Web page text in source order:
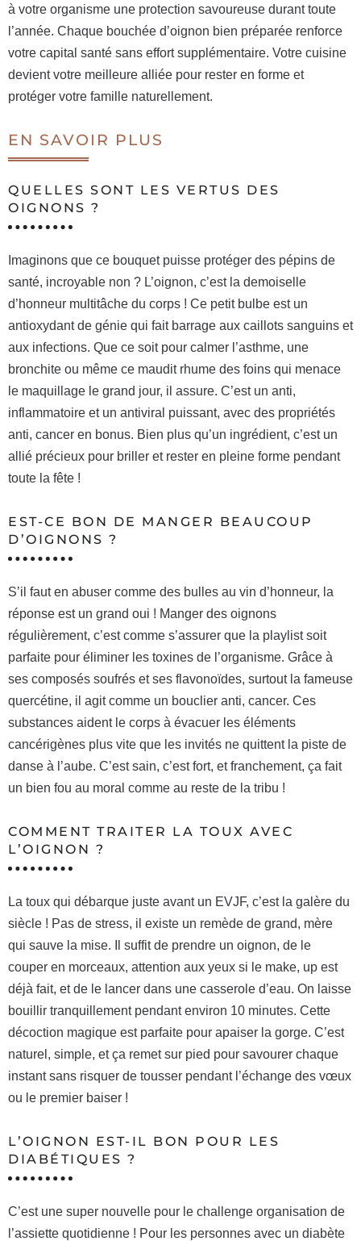
à votre organisme une protection savoureuse durant toute
l’année. Chaque bouchée d’oignon bien préparée renforce
votre capital santé sans effort supplémentaire. Votre cuisine
devient votre meilleure alliée pour rester en forme et
protéger votre famille naturellement.
EN SAVOIR PLUS
QUELLES SONT LES VERTUS DES
OIGNONS ?
Imaginons que ce bouquet puisse protéger des pépins de
santé, incroyable non ? L’oignon, c’est la demoiselle
d’honneur multitâche du corps ! Ce petit bulbe est un
antioxydant de génie qui fait barrage aux caillots sanguins et
aux infections. Que ce soit pour calmer l’asthme, une
bronchite ou même ce maudit rhume des foins qui menace
le maquillage le grand jour, il assure. C’est un anti,
inflammatoire et un antiviral puissant, avec des propriétés
anti, cancer en bonus. Bien plus qu’un ingrédient, c’est un
allié précieux pour briller et rester en pleine forme pendant
toute la fête !
EST-CE BON DE MANGER BEAUCOUP
D’OIGNONS ?
S’il faut en abuser comme des bulles au vin d’honneur, la
réponse est un grand oui ! Manger des oignons
régulièrement, c’est comme s’assurer que la playlist soit
parfaite pour éliminer les toxines de l’organisme. Grâce à
ses composés soufrés et ses flavonoïdes, surtout la fameuse
quercétine, il agit comme un bouclier anti, cancer. Ces
substances aident le corps à évacuer les éléments
cancérigènes plus vite que les invités ne quittent la piste de
danse à l’aube. C’est sain, c’est fort, et franchement, ça fait
un bien fou au moral comme au reste de la tribu !
COMMENT TRAITER LA TOUX AVEC
L’OIGNON ?
La toux qui débarque juste avant un EVJF, c’est la galère du
siècle ! Pas de stress, il existe un remède de grand, mère
qui sauve la mise. Il suffit de prendre un oignon, de le
couper en morceaux, attention aux yeux si le make, up est
déjà fait, et de le lancer dans une casserole d’eau. On laisse
bouillir tranquillement pendant environ 10 minutes. Cette
décoction magique est parfaite pour apaiser la gorge. C’est
naturel, simple, et ça remet sur pied pour savourer chaque
instant sans risquer de tousser pendant l’échange des vœux
ou le premier baiser !
L’OIGNON EST-IL BON POUR LES
DIABÉTIQUES ?
C’est une super nouvelle pour le challenge organisation de
l’assiette quotidienne ! Pour les personnes avec un diabète